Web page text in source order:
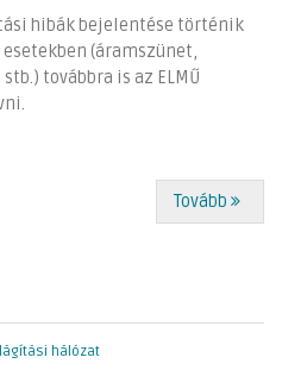
hibák bejelentése történik
(áramszünet,
továbbra is az ELMŰ
Tovább
hálózat